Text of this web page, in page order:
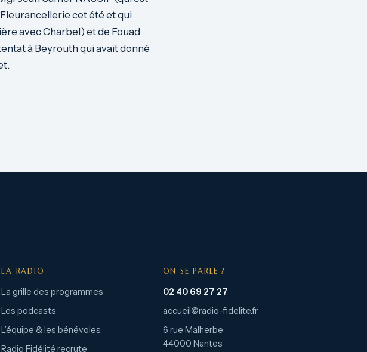
cet été et qui
avec Charbel) et de Fouad
à Beyrouth qui avait donné
LA RADIO
La grille des programmes
Les podcasts
L’équipe & les bénévoles
Radio Fidélité recrute
ON SE PARLE ?
02 40 69 27 27
accueil@radio-fidelite.fr
6 rue Malherbe
44000 Nantes